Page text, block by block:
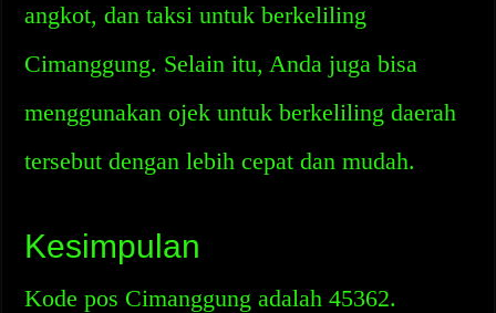
angkot, dan taksi untuk berkeliling
Cimanggung. Selain itu, Anda juga bisa
menggunakan ojek untuk berkeliling daerah
tersebut dengan lebih cepat dan mudah.
Kesimpulan
Kode pos Cimanggung adalah 45362.